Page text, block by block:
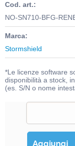
Cod. art.:
NO-SN710-BFG-
Marca:
Stormshield
*Le licenze software
disponibilità a stock,
(es. S/N o nome